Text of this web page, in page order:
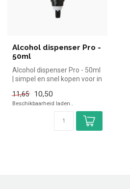
Alcohol dispenser Pro -
50ml
Alcohol dispenser Pro - 50ml
| simpel en snel kopen voor in
11,65
10,50
Beschikbaarheid laden..